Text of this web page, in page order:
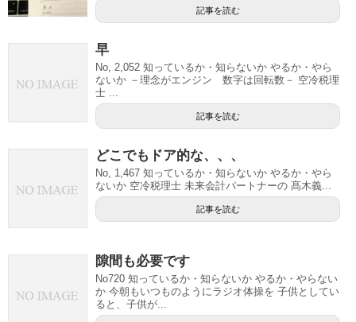
記事を読む
早
No, 2,052 知っているか・知らないか やるか・やら
ないか －理念がエンジン 数字は回転数－ 空冷税理
士 ...
記事を読む
どこでもドア的な、、、
No, 1,467 知っているか・知らないか やるか・やら
ないか 空冷税理士 未来会計パートナーの 髙木義...
記事を読む
隙間も必要です
No720 知っているか・知らないか やるか・やらない
か 今朝もいつものようにラジオ体操を 子供としてい
ると、子供が...